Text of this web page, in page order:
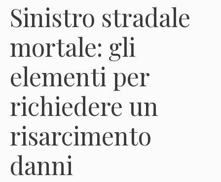
Sinistro stradale
mortale: gli
elementi per
richiedere un
risarcimento
danni